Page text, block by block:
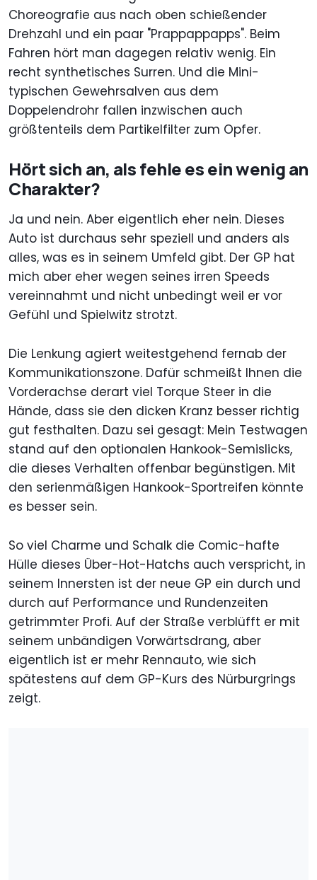
Choreografie aus nach oben schießender
Drehzahl und ein paar "Prappappapps". Beim
Fahren hört man dagegen relativ wenig. Ein
recht synthetisches Surren. Und die Mini-
typischen Gewehrsalven aus dem
Doppelendrohr fallen inzwischen auch
größtenteils dem Partikelfilter zum Opfer.
Hört sich an, als fehle es ein wenig an
Charakter?
Ja und nein. Aber eigentlich eher nein. Dieses
Auto ist durchaus sehr speziell und anders als
alles, was es in seinem Umfeld gibt. Der GP hat
mich aber eher wegen seines irren Speeds
vereinnahmt und nicht unbedingt weil er vor
Gefühl und Spielwitz strotzt.
Die Lenkung agiert weitestgehend fernab der
Kommunikationszone. Dafür schmeißt Ihnen die
Vorderachse derart viel Torque Steer in die
Hände, dass sie den dicken Kranz besser richtig
gut festhalten. Dazu sei gesagt: Mein Testwagen
stand auf den optionalen Hankook-Semislicks,
die dieses Verhalten offenbar begünstigen. Mit
den serienmäßigen Hankook-Sportreifen könnte
es besser sein.
So viel Charme und Schalk die Comic-hafte
Hülle dieses Über-Hot-Hatchs auch verspricht, in
seinem Innersten ist der neue GP ein durch und
durch auf Performance und Rundenzeiten
getrimmter Profi. Auf der Straße verblüfft er mit
seinem unbändigen Vorwärtsdrang, aber
eigentlich ist er mehr Rennauto, wie sich
spätestens auf dem GP-Kurs des Nürburgrings
zeigt.